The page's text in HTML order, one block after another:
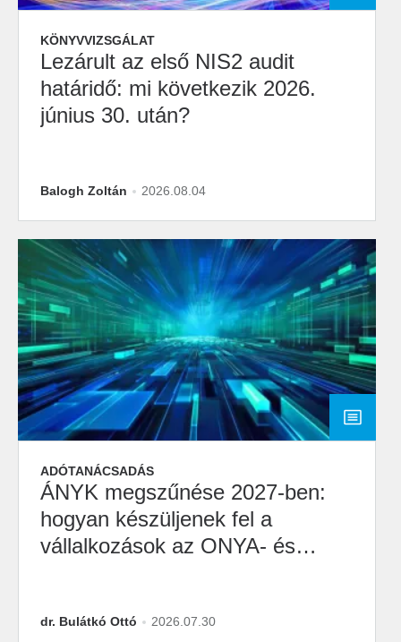
KÖNYVVIZSGÁLAT
Lezárult az első NIS2 audit
határidő: mi következik 2026.
június 30. után?
Balogh Zoltán 2026.08.04
ADÓTANÁCSADÁS
ÁNYK megszűnése 2027-ben:
hogyan készüljenek fel a
vállalkozások az ONYA- és
dr. Bulátkó Ottó 2026.07.30